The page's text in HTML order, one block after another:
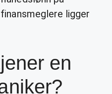
ligger
en